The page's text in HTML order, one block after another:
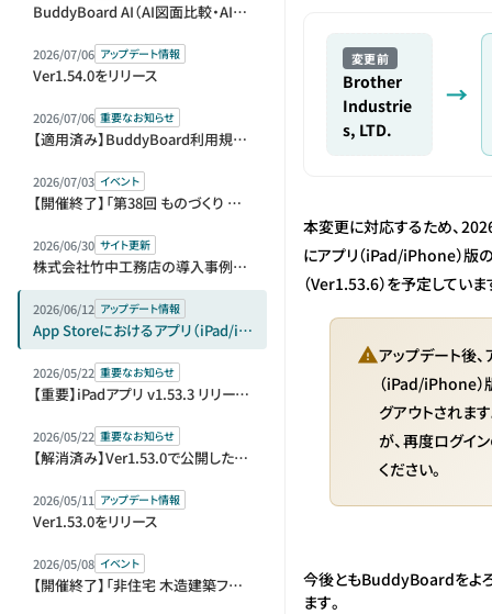
BuddyBoard AI（AI図面比較・AI指摘リスト）をベータ版として提供開始
2026/07/06 アップデート情報
Ver1.54.0をリリース
2026/07/06 重要なお知らせ
【適用済み】BuddyBoard利用規約等改定のお知らせ
2026/07/03 イベント
【開催終了】「第38回 ものづくり ワールド [東京]」内「第1回 建設DX展＋（プラス）」に出展＆セミナー登壇します
2026/06/30 サイト更新
株式会社竹中工務店の導入事例を公開しました
2026/06/12 アップデート情報
App Storeにおけるアプリ（iPad/iPhone）版の販売元変更に伴う再ログインのお願い
2026/05/22 重要なお知らせ
【重要】iPadアプリ v1.53.3 リリースとアップデートのお願い
2026/05/22 重要なお知らせ
【解消済み】Ver1.53.0で公開した機能の仕様変更のお知らせ
2026/05/11 アップデート情報
Ver1.53.0をリリース
2026/05/08 イベント
【開催終了】「非住宅 木造建築フェア 2026」（BREX）に出展します
変更前
Brother
Industrie
s, LTD.
本変更に対応するため、
にアプリ（iPad/iPhone）版
（Ver1.53.6）を予定していま
アップデート後、
（iPad/iPhone
グアウトされま
が、再度ログイ
ください。
今後ともBuddyBoardをよ
ます。